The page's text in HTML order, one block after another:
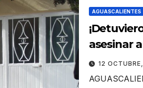
AGUASCALIENTES
asesinar
12